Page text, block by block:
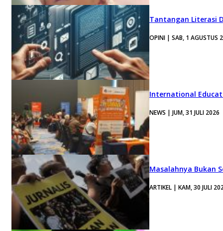
Tantangan Literasi
OPINI | SAB, 1 AGUSTUS
International
NEWS | JUM, 31 JULI 2026
Masalahnya Bukan
ARTIKEL | KAM, 30 JULI